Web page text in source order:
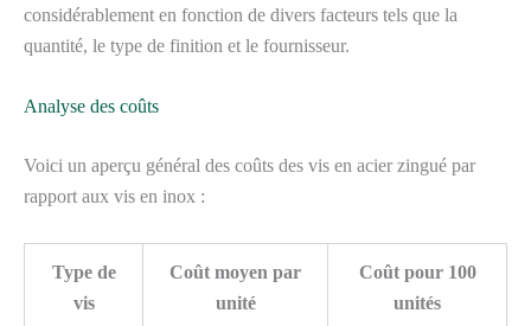
considérablement en fonction de divers facteurs tels que la
quantité, le type de finition et le fournisseur.
Analyse des coûts
Voici un aperçu général des coûts des vis en acier zingué par
rapport aux vis en inox :
Type de
vis
Coût moyen par
unité
Coût pour 100
unités